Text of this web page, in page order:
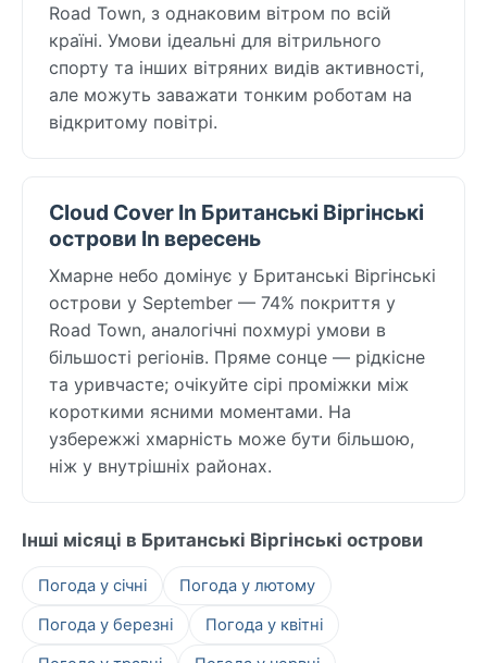
Road Town, з однаковим вітром по всій
країні. Умови ідеальні для вітрильного
спорту та інших вітряних видів активності,
але можуть заважати тонким роботам на
відкритому повітрі.
Cloud Cover In Британські Віргінські
острови In вересень
Хмарне небо домінує у Британські Віргінські
острови у September — 74% покриття у
Road Town, аналогічні похмурі умови в
більшості регіонів. Пряме сонце — рідкісне
та уривчасте; очікуйте сірі проміжки між
короткими ясними моментами. На
узбережжі хмарність може бути більшою,
ніж у внутрішніх районах.
Інші місяці в Британські Віргінські острови
Погода у січні
Погода у лютому
Погода у березні
Погода у квітні